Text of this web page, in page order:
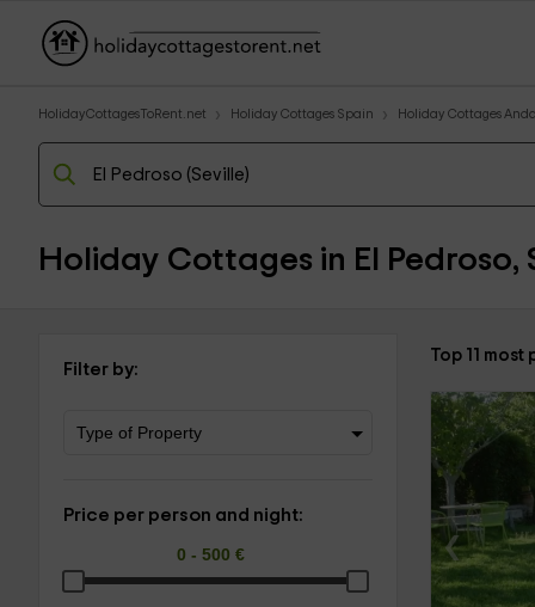
HolidayCottagesToRent.net Holiday Cottages Spain Holiday Cottages
Holiday Cottages in El Pedroso,
Filter by:
Price per person and night:
Top 11
‹